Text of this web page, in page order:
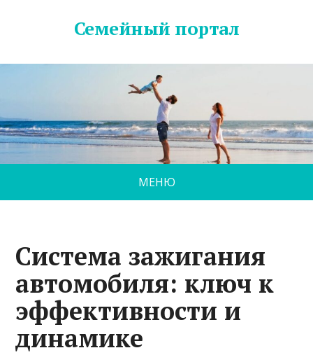
Семейный портал
МЕНЮ
Система зажигания
автомобиля: ключ к
эффективности и
динамике